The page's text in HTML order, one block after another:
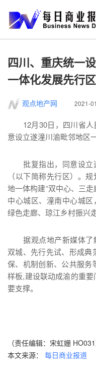
四川、重庆统一
一体化发展先行区
观点地产网 2021-
12月30日，四川省人
意设立遂潼川渝毗邻地区
批复指出，同意设立
（以下简称先行区）。
地一体构建“双中心、三
中心城区、潼南中心城
绿色走廊、琼江乡村振兴
据观点地产新媒体了
双城、先行先试、形成
保、机制创新、公共服务
样板,建设联动成渝的重
要支撑。
（责任编辑：宋虹姗 HO031
本文来源：
每日商业报道